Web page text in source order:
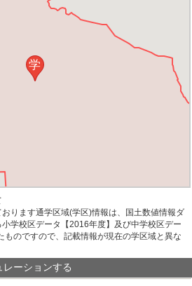
学
ります通学区域(学区)情報は、国土数値情報ダ
学校区データ【2016年度】及び中学校区デー
ものですので、記載情報が現在の学区域と異な
ーションする